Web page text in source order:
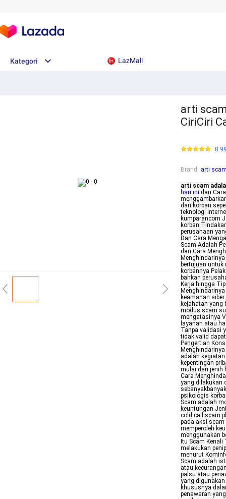
Kategori LazMall
arti
CiriCiri
Brand : arti
arti scam
hari ini dan
dari korban
teknologi
kumparancom
korban
perusahaan
Dan Cara
Scam Adalah
dan Cara
bertujuan untuk
korbannya
bahkan
Kerja hingga
keamanan
kejahatan yang
modus scam
mengatasinya
layanan atau
Tanpa validasi
tidak valid
Pengertian
adalah
kepentingan
mulai dari jenih
Cara
yang dilakukan
psikologis
Scam adalah
keuntungan
cold call scam
pada aksi scam
memperoleh
menggunakan
Itu Scam
melakukan
menurut
Scam adalah
atau
palsu atau
yang
khususnya
penawaran